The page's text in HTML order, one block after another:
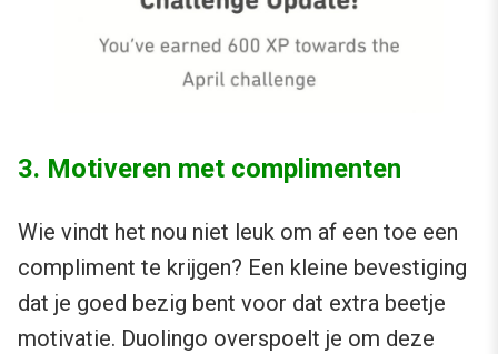
3. Motiveren met complimenten
Wie vindt het nou niet leuk om af een toe een
compliment te krijgen? Een kleine bevestiging
dat je goed bezig bent voor dat extra beetje
motivatie. Duolingo overspoelt je om deze